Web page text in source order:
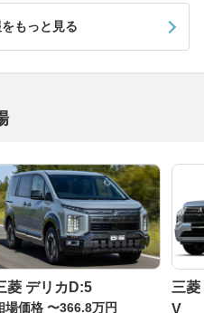
もっと見る
菱 デリカD:5
場価格 〜366.8万円
三
V